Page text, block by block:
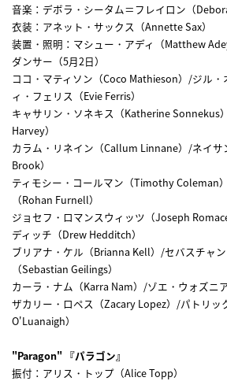
音楽：デボラ・シータム＝フレイロン（
衣装：アネット・サックス（Annette Sax）
装置・照明：マシュー・アディ（Matthew
ダンサー（5月2日）
ココ・マティソン（Coco Mathieson）/ジル
ィ・フェリス（Evie Ferris）
キャサリン・ソネキス（Katherine Sonnekus
Harvey）
カラム・リネイン（Callum Linnane）/ネイ
Brook）
ティモシー・コールマン（Timothy Coleman
（Rohan Furnell）
ジョセフ・ロマンスウィッツ（Joseph
ディッチ（Drew Hedditch）
ブリアナ・ケル（Brianna Kell）/セバスチャ
（Sebastian Geilings）
カーラ・ナム（Karra Nam）/ゾエ・ウォズニ
ザカリー・ロペス（Zacary Lopez）/パトリッ
O'Luanaigh）
"Paragon" 『パラゴン』
振付：アリス・トップ（Alice Topp）